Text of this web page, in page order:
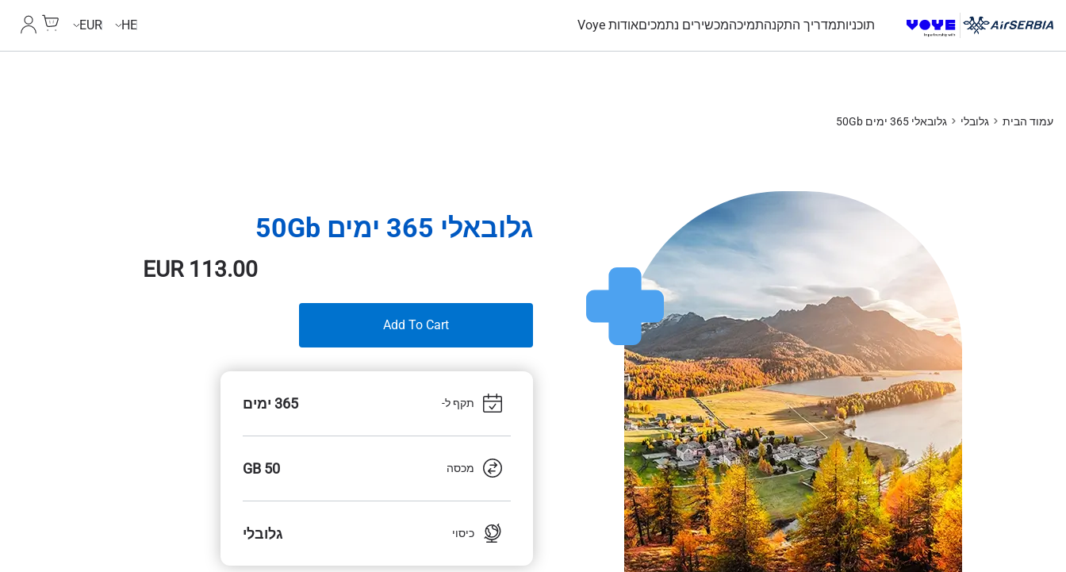
תוכניותמדריך התקנהתמיכהמכשירים נתמכיםאודות Voye HE
EUR
עמוד הבית גלובלי גלובאלי 365 ימים 50Gb
גלובאלי 365 ימים 50Gb
EUR113.00
Add To Cart
תקף ל- 365 ימים
מכסה 50 GB
כיסוי גלובלי